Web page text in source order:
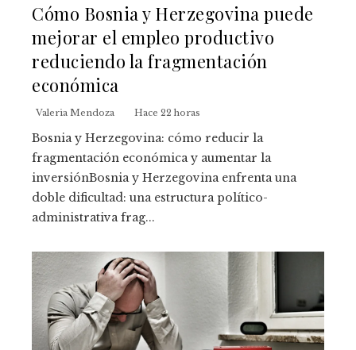
Cómo Bosnia y Herzegovina puede
mejorar el empleo productivo
reduciendo la fragmentación
económica
Valeria Mendoza Hace 22 horas
Bosnia y Herzegovina: cómo reducir la
fragmentación económica y aumentar la
inversiónBosnia y Herzegovina enfrenta una
doble dificultad: una estructura político-
administrativa frag...